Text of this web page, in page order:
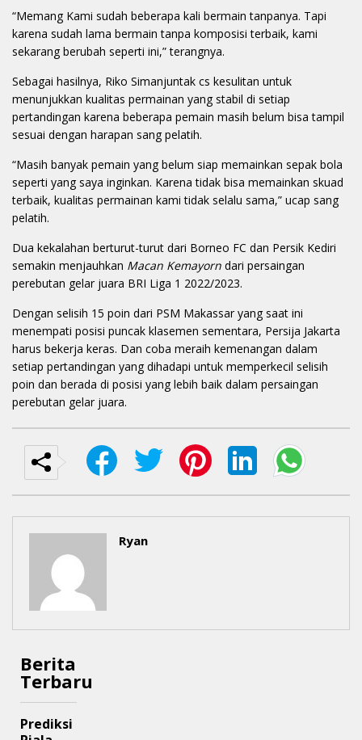
“Memang Kami sudah beberapa kali bermain tanpanya. Tapi
karena sudah lama bermain tanpa komposisi terbaik, kami
sekarang berubah seperti ini,” terangnya.
Sebagai hasilnya, Riko Simanjuntak cs kesulitan untuk
menunjukkan kualitas permainan yang stabil di setiap
pertandingan karena beberapa pemain masih belum bisa tampil
sesuai dengan harapan sang pelatih.
“Masih banyak pemain yang belum siap memainkan sepak bola
seperti yang saya inginkan. Karena tidak bisa memainkan skuad
terbaik, kualitas permainan kami tidak selalu sama,” ucap sang
pelatih.
Dua kekalahan berturut-turut dari Borneo FC dan Persik Kediri
semakin menjauhkan Macan Kemayorn dari persaingan
perebutan gelar juara BRI Liga 1 2022/2023.
Dengan selisih 15 poin dari PSM Makassar yang saat ini
menempati posisi puncak klasemen sementara, Persija Jakarta
harus bekerja keras. Dan coba meraih kemenangan dalam
setiap pertandingan yang dihadapi untuk memperkecil selisih
poin dan berada di posisi yang lebih baik dalam persaingan
perebutan gelar juara.
Ryan
Berita
Terbaru
Prediksi